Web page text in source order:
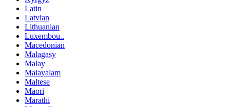
Latin
Latvian
Lithuanian
Luxembou..
Macedonian
Malagasy
Malay
Malayalam
Maltese
Maori
Marathi